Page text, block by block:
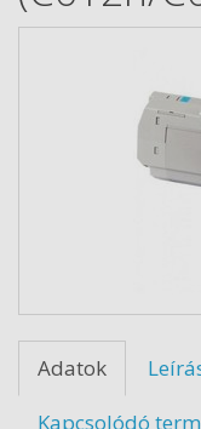
Adatok
Kapcsolódó